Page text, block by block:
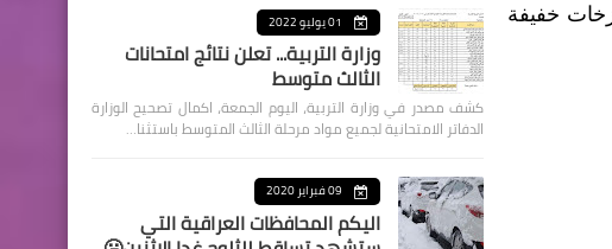
خفيفة
01 يوليو 2022
وزارة التربية... تعلن نتائج امتحانات
الثالث متوسط
كشف مصدر في وزارة التربية، اليوم الجمعة، اكمال تصحيح الوزارة
الدفاتر الامتحانية لجميع مواد مرحلة الثالث المتوسط باستثنا…
09 فبراير 2020
اليكم المحافظات العراقية التي